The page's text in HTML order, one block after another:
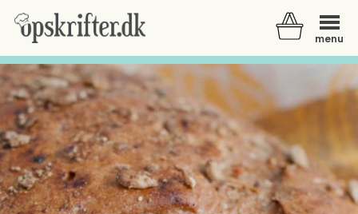
menu
Der er ingen varer i din kurv.